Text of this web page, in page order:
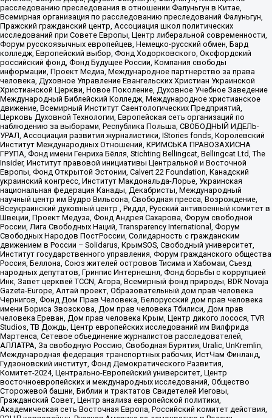
расследованию преследования в отношении Фалуньгун в Китае,
Всемирная организация по расследованию преследований Фалуньгун,
Пражский гражданский центр, Ассоциация школ политических
исследований при Совете Европы, Центр либеральной современности,
Форум русскоязычных европейцев, Немецко-русский обмен, Бард
колледж, Европейский выбор, Фонд Ходорковского, Оксфордский
российский фонд, Фонд Будущее России, Компания свободы
информации, Проект Медиа, Международное партнерство за права
человека, Духовное Управление Евангельских Христиан Украинской
Христианской Церкви, Новое Поколение, Духовное Учебное Заведение
Международный Библейский Колледж, Международное христианское
движение, Всемирный Институт Саентологических Предприятий,
Церковь Духовной Технологии, Европейская сеть организаций по
наблюдению за выборами, Республика Польша, СВОБОДНЫЙ ИДЕЛЬ-
УРАЛ, Ассоциация развития журналистики, IStories fonds, Королевский
Институт Международных Отношений, КРИМСЬКА ПРАВОЗАХИСНА
ГРУПА, Фонд имени Генриха Бёлля, Stichting Bellingcat, Bellingcat Ltd, The
Insider, Институт правовой инициативы Центральной и Восточной
Европы, Фонд Открытой Эстонии, Calvert 22 Foundation, Канадский
украинский конгресс, Институт Макдональда-Лорье, Украинская
национальная федерация Канады, Декабристы, Международный
научный центр им Вудро Вильсона, Свободная пресса, Возрождение,
Всеукраинский духовный центр , Риддл, Русский антивоенный комитет в
Швеции, Проект Медуза, Фонд Андрея Сахарова, Форум свободной
России, Лига Свободных Наций, Transparеncy International, Форум
Свободных Народов ПостРоссии, Солидарность с гражданским
движением в России – Solidarus, КрымSOS, Свободный университет,
Институт государственного управления, Форум гражданского общества
Россия, Беллона, Союз жителей островов Тисима и Хабомаи, Съезд
народных депутатов, Гринпис Интернешнл, Фонд борьбы с коррупцией
Инк, Завет церквей TCCN, Агора, Всемирный фонд природы, BDR Novaja
Gazeta-Europe, Алтай проект, Образовательный дом прав человека
Чернигов, Фонд Дом Прав Человека, Белорусский дом прав человека
имени Бориса Звозскова, Дом прав человека Тбилиси, Дом прав
человека Ереван, Дом прав человека Крым, Центр дикого лосося, TVR
Studios, ТВ Дождь, Центр европейских исследований им Вилфрида
Мартенса, Сетевое объединение журналистов расследователей,
АЛЛАТРА, За свободную Россию, Свободная Бурятия, Uralic, UnKremlin,
Международная федерация транспортных рабочих, ИстЧам Финланд,
Гудзоновский институт, Фонд Демократического Развития,
Комитет-2024, Центрально-Европейский университет, Центр
восточноевропейских и международных исследований, Общество
Сторожевой башни, Библии и трактатов Свидетелей Иеговы,
Гражданский Совет, Центр анализа европейской политики,
Академическая сеть Восточная Европа, Российский комитет действия,